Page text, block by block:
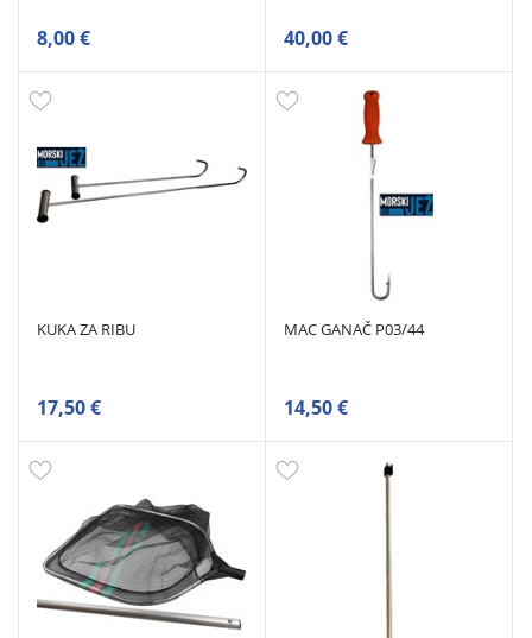
8,00 € 40,00 €
KUKA ZA RIBU
17,50 €
MAC GANAČ P03/44
14,50 €